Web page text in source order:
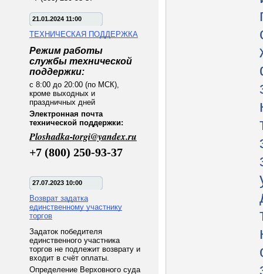
21.01.2024 11:00
ТЕХНИЧЕСКАЯ ПОДДЕРЖКА
Режим работы
службы технической
поддержки:
с 8:00 до 20:00 (по МСК),
кроме выходных и
праздничных дней
Электронная почта
технической поддержки:
Ploshadka-torgi@yandex.ru
+7 (800) 250-93-37
27.07.2023 10:00
Возврат задатка
единственному участнику
торгов
Задаток победителя
единственного участника
торгов не подлежит возврату и
входит в счёт оплаты.
Определение Верховного суда